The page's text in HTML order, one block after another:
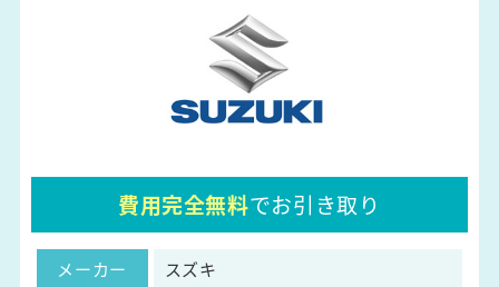
費用完全無料でお引き取り
メーカー
スズキ